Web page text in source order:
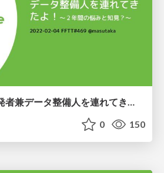
ボッチLookML開発者兼データ整備人を連れてきたよ！
0 150